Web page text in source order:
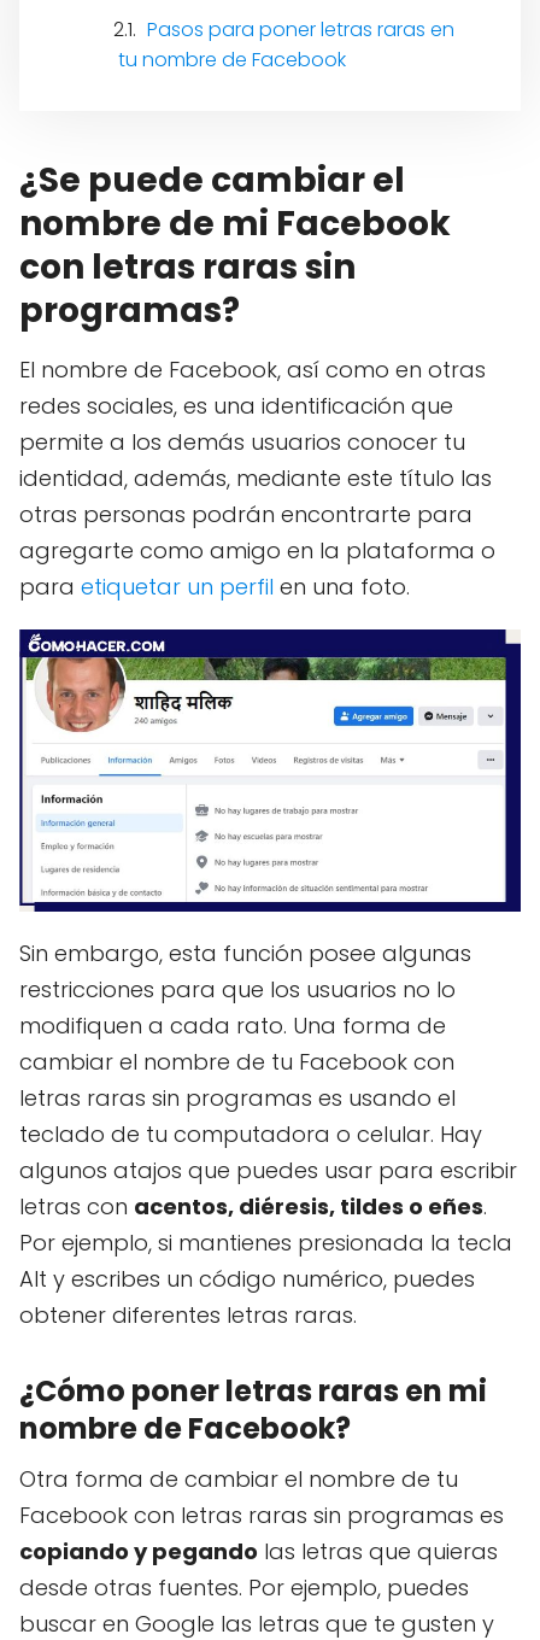
Pasos para poner letras raras en
tu nombre de Facebook
¿Se puede cambiar el
nombre de mi Facebook
con letras raras sin
programas?
El nombre de Facebook, así como en otras
redes sociales, es una identificación que
permite a los demás usuarios conocer tu
identidad, además, mediante este título las
otras personas podrán encontrarte para
agregarte como amigo en la plataforma o
para etiquetar un perfil en una foto.
Sin embargo, esta función posee algunas
restricciones para que los usuarios no lo
modifiquen a cada rato. Una forma de
cambiar el nombre de tu Facebook con
letras raras sin programas es usando el
teclado de tu computadora o celular. Hay
algunos atajos que puedes usar para escribir
letras con acentos, diéresis, tildes o eñes.
Por ejemplo, si mantienes presionada la tecla
Alt y escribes un código numérico, puedes
obtener diferentes letras raras.
¿Cómo poner letras raras en mi
nombre de Facebook?
Otra forma de cambiar el nombre de tu
Facebook con letras raras sin programas es
copiando y pegando las letras que quieras
desde otras fuentes. Por ejemplo, puedes
buscar en Google las letras que te gusten y